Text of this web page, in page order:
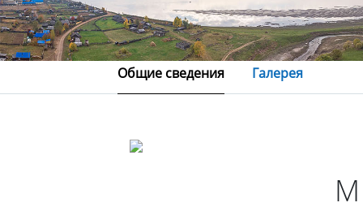
Общие сведения Галерея